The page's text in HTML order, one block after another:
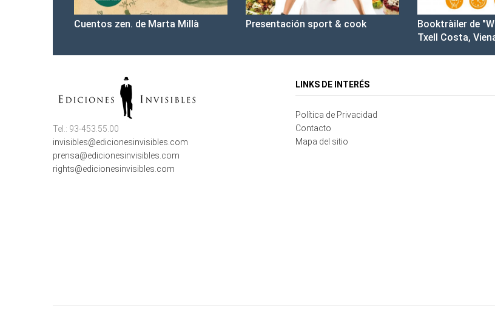
Cuentos zen. de Marta Millà Presentación sport & cook
Booktràiler de
Txell Costa,
Tel.: 93-453.55.00
invisibles@edicionesinvisibles.com
prensa@edicionesinvisibles.com
rights@edicionesinvisibles.com
LINKS DE INTERÉS
Política de Privacidad
Contacto
Mapa del sitio